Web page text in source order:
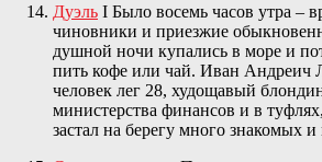
Дуэль I Было восемь часов утра –
чиновники и приезжие
душной ночи купались в море и
пить кофе или чай. Иван Андреич
человек лег 28, худощавый
министерства финансов и в
застал на берегу много